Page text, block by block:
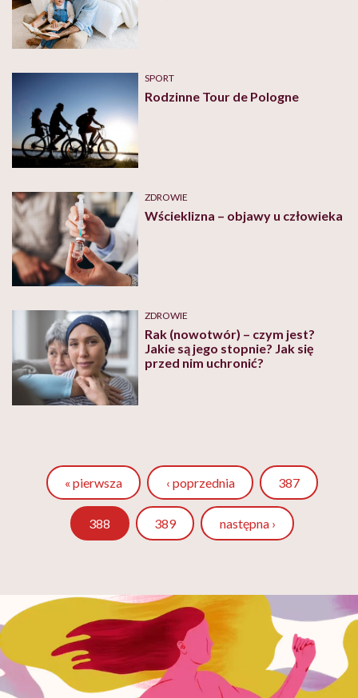
SPORT
Rodzinne Tour de Pologne
ZDROWIE
Wścieklizna – objawy u człowieka
ZDROWIE
Rak (nowotwór) – czym jest?
Jakie są jego stopnie? Jak się
przed nim uchronić?
« pierwsza ‹ poprzednia Strona
387
388 Strona
389 następna ›